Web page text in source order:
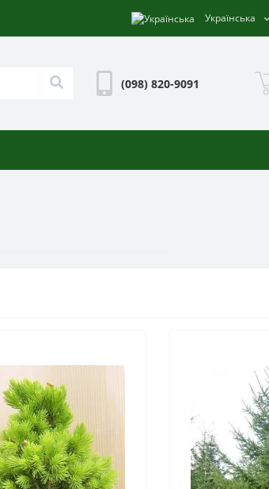
Українська
(098) 820-9091